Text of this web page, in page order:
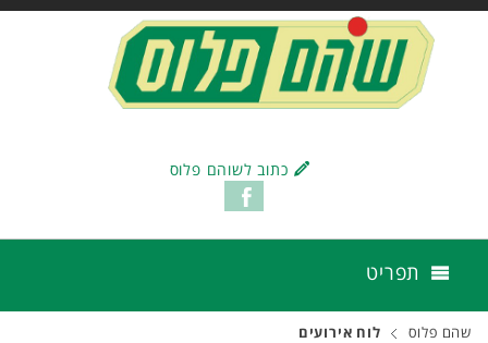
כתוב לשוהם פלוס
תפריט
שהם פלוס לוח אירועים